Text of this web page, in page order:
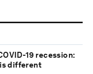
19 recession:
different